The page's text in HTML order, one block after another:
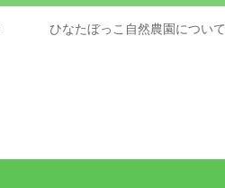
ひなたぼっこ自然農園について